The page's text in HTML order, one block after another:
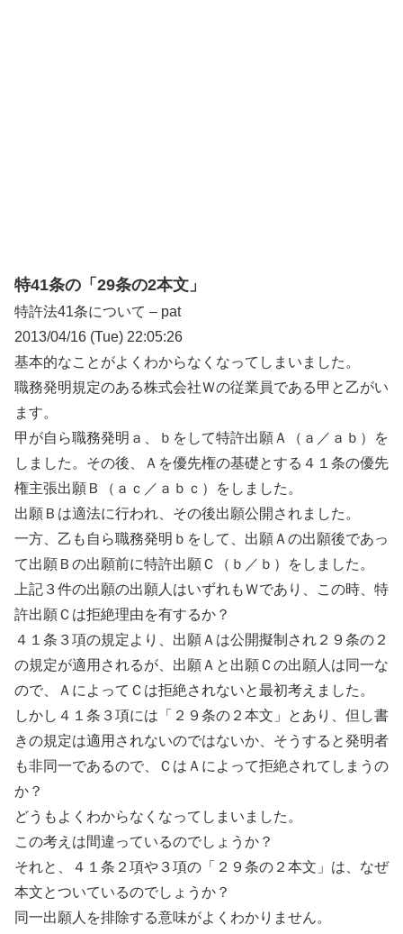
特41条の「29条の2本文」
特許法41条について – pat
2013/04/16 (Tue) 22:05:26
基本的なことがよくわからなくなってしまいました。
職務発明規定のある株式会社Ｗの従業員である甲と乙がい
ます。
甲が自ら職務発明ａ、ｂをして特許出願Ａ（ａ／ａｂ）を
しました。その後、Ａを優先権の基礎とする４１条の優先
権主張出願Ｂ（ａｃ／ａｂｃ）をしました。
出願Ｂは適法に行われ、その後出願公開されました。
一方、乙も自ら職務発明ｂをして、出願Ａの出願後であっ
て出願Ｂの出願前に特許出願Ｃ（ｂ／ｂ）をしました。
上記３件の出願の出願人はいずれもＷであり、この時、特
許出願Ｃは拒絶理由を有するか？
４１条３項の規定より、出願Ａは公開擬制され２９条の２
の規定が適用されるが、出願Ａと出願Ｃの出願人は同一な
ので、ＡによってＣは拒絶されないと最初考えました。
しかし４１条３項には「２９条の２本文」とあり、但し書
きの規定は適用されないのではないか、そうすると発明者
も非同一であるので、ＣはＡによって拒絶されてしまうの
か？
どうもよくわからなくなってしまいました。
この考えは間違っているのでしょうか？
それと、４１条２項や３項の「２９条の２本文」は、なぜ
本文とついているのでしょうか？
同一出願人を排除する意味がよくわかりません。